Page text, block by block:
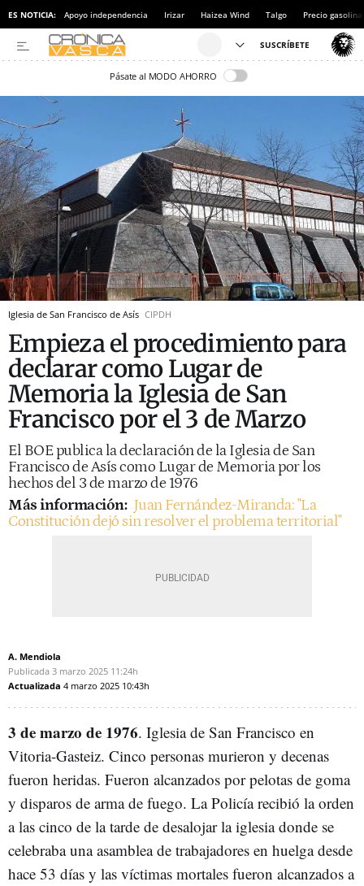
ES NOTICIA: Apoyo independencia Irizar Haizea Wind Talgo Precio gasolina
Pásate al MODO AHORRO
Iglesia de San Francisco de Asís CIPDH
Empieza el procedimiento para
declarar como Lugar de
Memoria la Iglesia de San
Francisco por el 3 de Marzo
El BOE publica la declaración de la Iglesia de San
Francisco de Asís como Lugar de Memoria por los
hechos del 3 de marzo de 1976
Más información: Juan Fernández-Miranda: "La
Constitución dejó sin resolver el problema territorial"
A. Mendiola
Publicada 3 marzo 2025 11:24h
Actualizada 4 marzo 2025 10:43h
3 de marzo de 1976. Iglesia de San Francisco en
Vitoria-Gasteiz. Cinco personas murieron y decenas
fueron heridas. Fueron alcanzados por pelotas de goma
y disparos de arma de fuego. La Policía recibió la orden
a las cinco de la tarde de desalojar la iglesia donde se
celebraba una asamblea de trabajadores en huelga desde
hace 53 días y las víctimas mortales fueron alcanzados a